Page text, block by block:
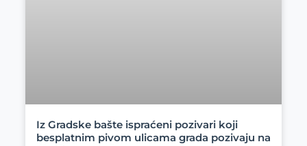
Iz Gradske bašte ispraćeni pozivari koji
besplatnim pivom ulicama grada pozivaju na